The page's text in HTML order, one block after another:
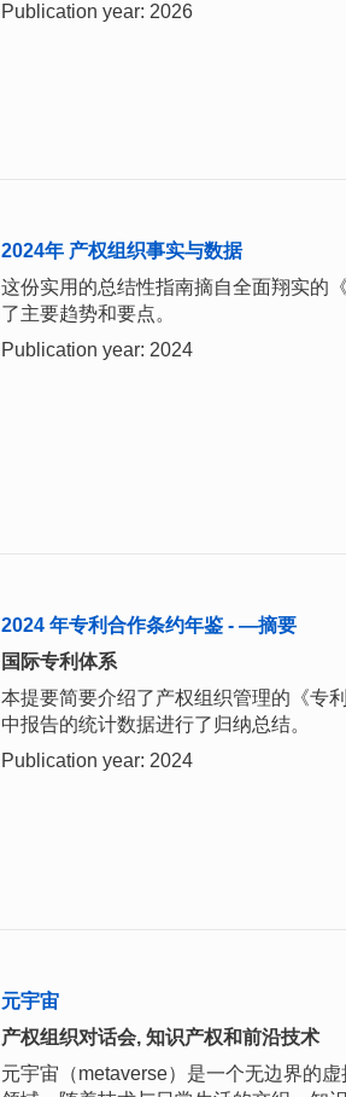
Publication year: 2026
2024年 产权组织事实与数据
这份实用的总结性指南摘自全面翔实的
了主要趋势和要点。
Publication year: 2024
2024 年专利合作条约年鉴 - —摘要
国际专利体系
本提要简要介绍了产权组织管理的《专
中报告的统计数据进行了归纳总结。
Publication year: 2024
元宇宙
产权组织对话会, 知识产权和前沿技术
元宇宙（metaverse）是一个无边界的